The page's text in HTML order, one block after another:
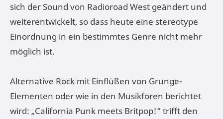
sich der Sound von Radioroad West geändert und
weiterentwickelt, so dass heute eine stereotype
Einordnung in ein bestimmtes Genre nicht mehr
möglich ist.
Alternative Rock mit Einflüßen von Grunge-
Elementen oder wie in den Musikforen berichtet
wird: „California Punk meets Britpop!“ trifft den